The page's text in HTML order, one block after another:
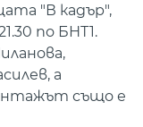
"В кадър",
по БНТ1.
а
също е